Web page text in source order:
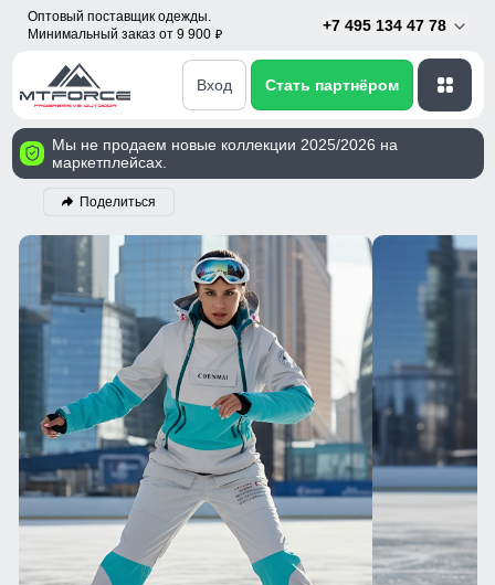
Оптовый поставщик одежды.
Минимальный заказ от 9 900 p
+7 495 134 47 78
Вход Стать партнёром
Мы не продаем новые коллекции 2025/2026 на
маркетплейсах.
Поделиться